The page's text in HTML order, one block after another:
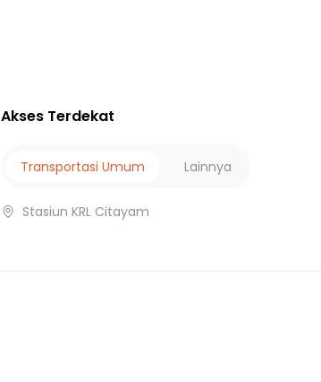
Akses Terdekat
Transportasi Umum Lainnya
Stasiun KRL Citayam